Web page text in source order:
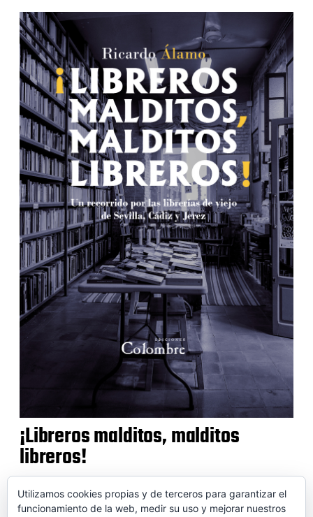
¡Libreros malditos, malditos
libreros!
Utilizamos cookies propias y de terceros para garantizar el
funcionamiento de la web, medir su uso y mejorar nuestros